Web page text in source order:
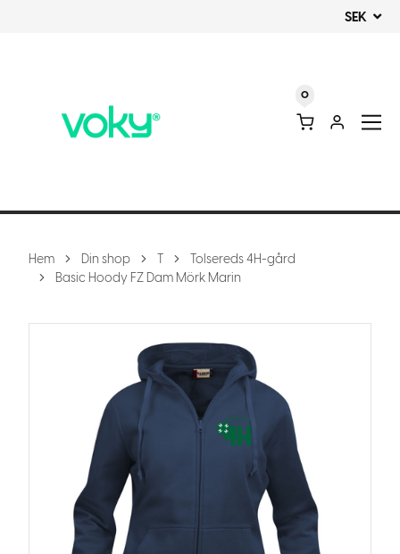
SEK
0
Hem Din shop T
Tolsereds 4H-gård
Basic Hoody FZ Dam Mörk Marin